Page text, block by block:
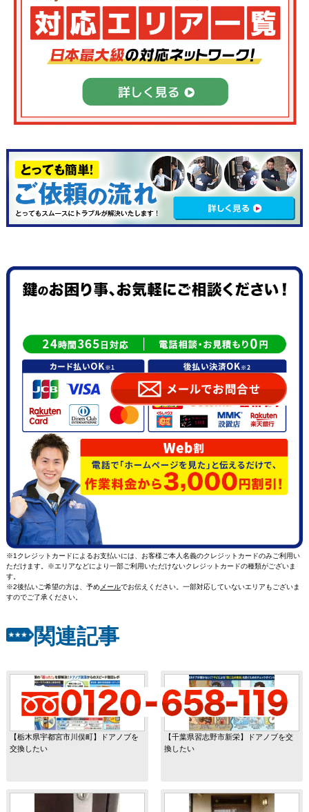
※1クレジットカードによるお支払いには、お客様ご本人名義のクレジットカードのみご利用い
ただけます。※エリアなどにより一部ご利用いただけないクレジットカードの種類がございま
す。
※2後払いご希望の方は、予めメールでお伝えください。一部対応していないエリアもございま
すのでご了承ください。
関連記事
【栃木県宇都宮市川俣町】ドアノブを
交換したい
【千葉県習志野市新栄】ドアノブを交
換したい